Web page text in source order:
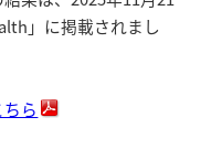
」に掲載されまし
ちら